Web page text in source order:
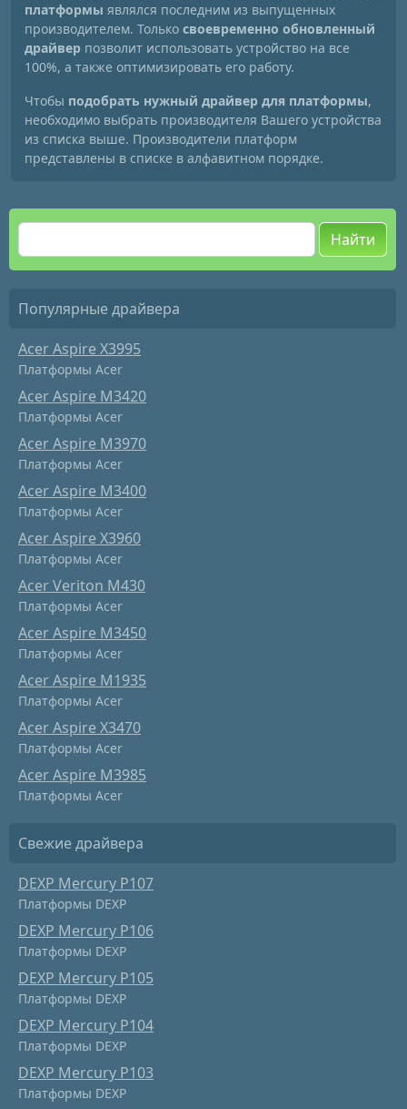
платформы являлся последним из выпущенных
производителем. Только своевременно обновленный
драйвер позволит использовать устройство на все
100%, а также оптимизировать его работу.
Чтобы подобрать нужный драйвер для платформы,
необходимо выбрать производителя Вашего устройства
из списка выше. Производители платформ
представлены в списке в алфавитном порядке.
Найти
Популярные драйвера
Acer Aspire X3995
Платформы Acer
Acer Aspire M3420
Платформы Acer
Acer Aspire M3970
Платформы Acer
Acer Aspire M3400
Платформы Acer
Acer Aspire X3960
Платформы Acer
Acer Veriton M430
Платформы Acer
Acer Aspire M3450
Платформы Acer
Acer Aspire M1935
Платформы Acer
Acer Aspire X3470
Платформы Acer
Acer Aspire M3985
Платформы Acer
Свежие драйвера
DEXP Mercury P107
Платформы DEXP
DEXP Mercury P106
Платформы DEXP
DEXP Mercury P105
Платформы DEXP
DEXP Mercury P104
Платформы DEXP
DEXP Mercury P103
Платформы DEXP